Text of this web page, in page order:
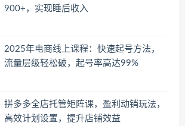
900+，实现睡后收入
2025年电商线上课程：快速起号方法，
流量层级轻松破，起号率高达99%
拼多多全店托管矩阵课，盈利动销玩法，
高效计划设置，提升店铺效益